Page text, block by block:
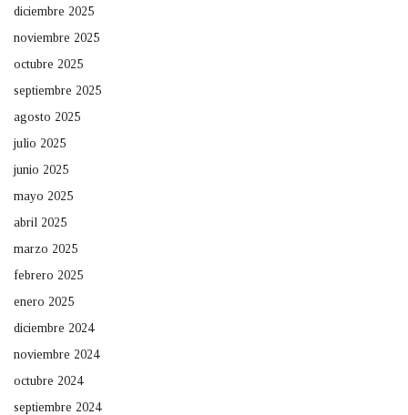
diciembre 2025
noviembre 2025
octubre 2025
septiembre 2025
agosto 2025
julio 2025
junio 2025
mayo 2025
abril 2025
marzo 2025
febrero 2025
enero 2025
diciembre 2024
noviembre 2024
octubre 2024
septiembre 2024